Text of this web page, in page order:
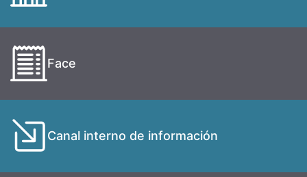
Face
Canal interno de información